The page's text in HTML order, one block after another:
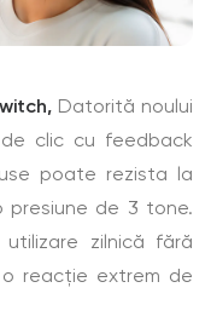
Datorită noului
clic cu feedback
poate rezista la
presiune de 3 tone.
zilnică fără
reacție extrem de